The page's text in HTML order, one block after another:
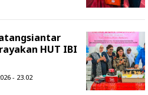
HUT IBI
- 23.02